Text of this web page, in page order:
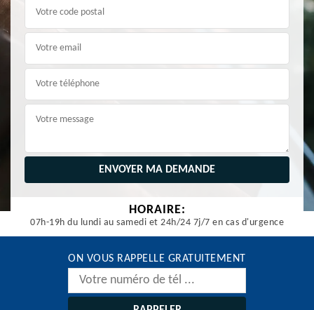
HORAIRE:
07h-19h du lundi au samedi et 24h/24 7j/7 en cas d'urgence
ON VOUS RAPPELLE GRATUITEMENT